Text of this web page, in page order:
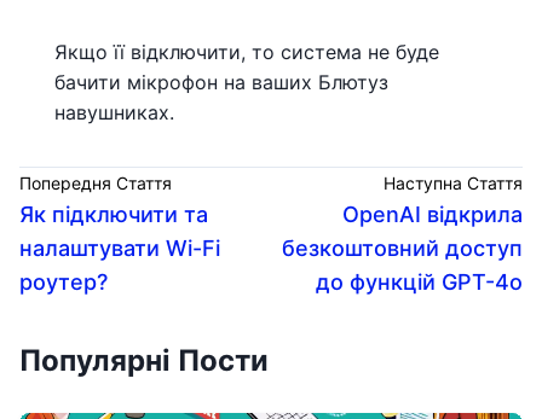
Якщо її відключити, то система не буде
бачити мікрофон на ваших Блютуз
навушниках.
Попередня Стаття
Як підключити та
налаштувати Wi-Fi
роутер?
Наступна Стаття
OpenAI відкрила
безкоштовний доступ
до функцій GPT-4o
Популярні Пости